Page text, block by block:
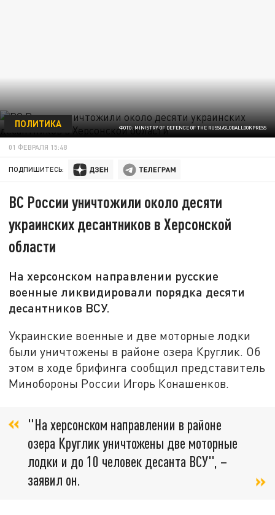
ФОТО: MINISTRY OF DEFENCE OF THE RUSSI/GLOBALLOOKPRESS
ПОЛИТИКА
01 ФЕВРАЛЯ 15:48
ПОДПИШИТЕСЬ:
ВС России уничтожили около десяти
украинских десантников в Херсонской
области
На херсонском направлении русские
военные ликвидировали порядка десяти
десантников ВСУ.
Украинские военные и две моторные лодки
были уничтожены в районе озера Круглик. Об
этом в ходе брифинга сообщил представитель
Минобороны России Игорь Конашенков.
"На херсонском направлении в районе
озера Круглик уничтожены две моторные
лодки и до 10 человек десанта ВСУ", –
заявил он.